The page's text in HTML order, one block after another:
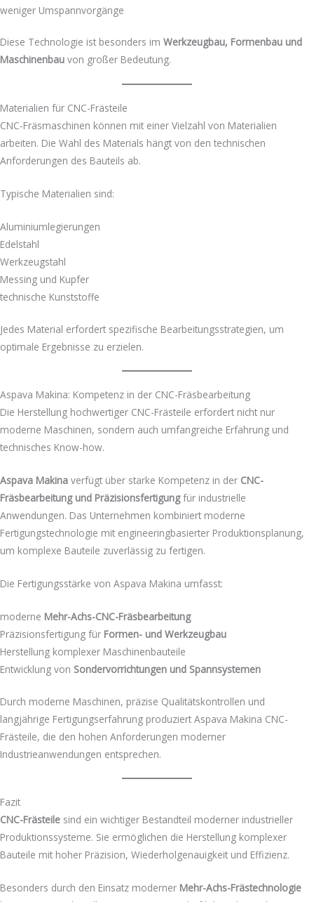
weniger Umspannvorgänge
Diese Technologie ist besonders im Werkzeugbau, Formenbau und
Maschinenbau von großer Bedeutung.
Materialien für CNC-Frästeile
CNC-Fräsmaschinen können mit einer Vielzahl von Materialien
arbeiten. Die Wahl des Materials hängt von den technischen
Anforderungen des Bauteils ab.
Typische Materialien sind:
Aluminiumlegierungen
Edelstahl
Werkzeugstahl
Messing und Kupfer
technische Kunststoffe
Jedes Material erfordert spezifische Bearbeitungsstrategien, um
optimale Ergebnisse zu erzielen.
Aspava Makina: Kompetenz in der CNC-Fräsbearbeitung
Die Herstellung hochwertiger CNC-Frästeile erfordert nicht nur
moderne Maschinen, sondern auch umfangreiche Erfahrung und
technisches Know-how.
Aspava Makina verfügt über starke Kompetenz in der CNC-
Fräsbearbeitung und Präzisionsfertigungfür industrielle
Anwendungen. Das Unternehmen kombiniert moderne
Fertigungstechnologie mit engineeringbasierter Produktionsplanung,
um komplexe Bauteile zuverlässig zu fertigen.
Die Fertigungsstärke von Aspava Makina umfasst:
moderne Mehr-Achs-CNC-Fräsbearbeitung
Präzisionsfertigung für Formen- und Werkzeugbau
Herstellung komplexer Maschinenbauteile
Entwicklung von Sondervorrichtungen und Spannsystemen
Durch moderne Maschinen, präzise Qualitätskontrollen und
langjährige Fertigungserfahrung produziert Aspava Makina CNC-
Frästeile, die den hohen Anforderungen moderner
Industrieanwendungen entsprechen.
Fazit
CNC-Frästeile sind ein wichtiger Bestandteil moderner industrieller
Produktionssysteme. Sie ermöglichen die Herstellung komplexer
Bauteile mit hoher Präzision, Wiederholgenauigkeit und Effizienz.
Besonders durch den Einsatz moderner Mehr-Achs-Frästechnologie